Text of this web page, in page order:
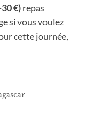
€)repas
si vous voulez
cette journée,